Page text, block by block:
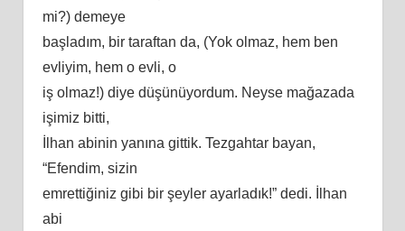
mi?) demeye
başladım, bir taraftan da, (Yok olmaz, hem ben
evliyim, hem o evli, o
iş olmaz!) diye düşünüyordum. Neyse mağazada
işimiz bitti,
İlhan abinin yanına gittik. Tezgahtar bayan,
“Efendim, sizin
emrettiğiniz gibi bir şeyler ayarladık!” dedi. İlhan
abi